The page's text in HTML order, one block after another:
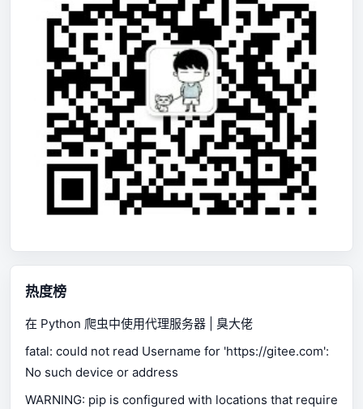
热度榜
在 Python 爬虫中使用代理服务器 | 臭大佬
fatal: could not read Username for 'https://gitee.com':
No such device or address
WARNING: pip is configured with locations that require